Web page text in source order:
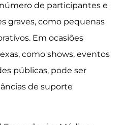
de participantes e
graves, como pequenas
Em ocasiões
como shows, eventos
públicas, pode ser
de suporte